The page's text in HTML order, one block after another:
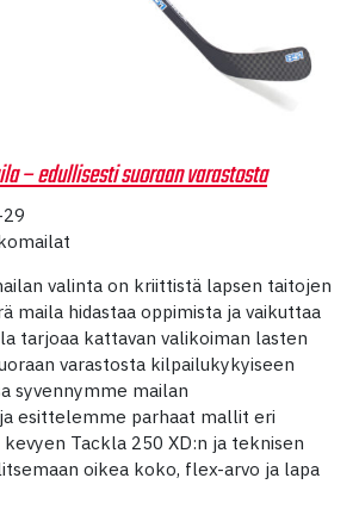
– edullisesti suoraan varastosta
valinta on kriittistä lapsen taitojen
maila hidastaa oppimista ja vaikuttaa
tarjoaa kattavan valikoiman lasten
varastosta kilpailukykyiseen
syvennymme mailan
esittelemme parhaat mallit eri
Tackla 250 XD:n ja teknisen
oikea koko, flex-arvo ja lapa